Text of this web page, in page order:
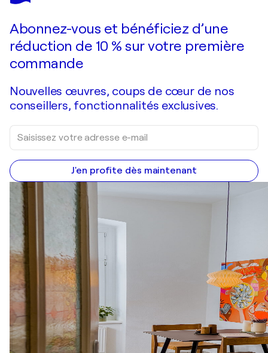
Abonnez-vous et bénéficiez d’une
réduction de 10 % sur votre première
commande
Nouvelles œuvres, coups de cœur de nos
conseillers, fonctionnalités exclusives.
J'en profite dès maintenant